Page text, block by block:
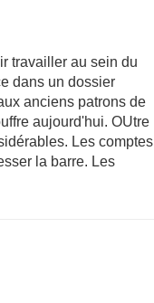
travailler au sein du
dans un dossier
anciens patrons de
aujourd'hui. OUtre
Les comptes
la barre. Les